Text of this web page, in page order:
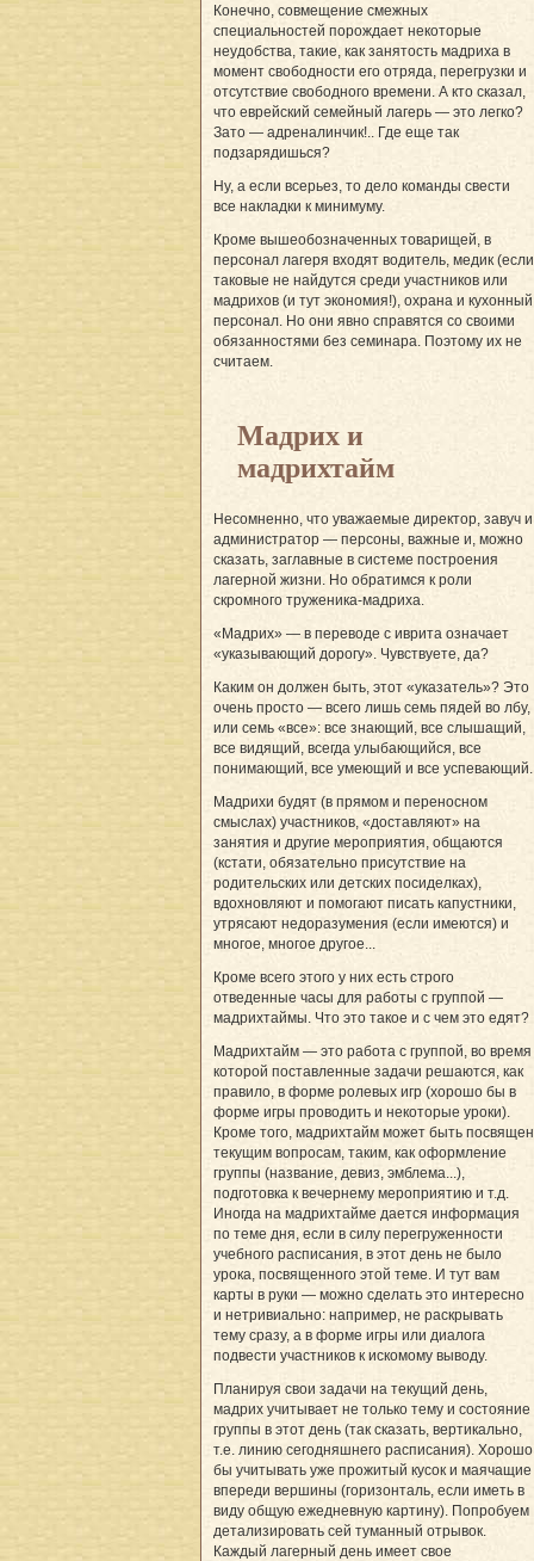
Конечно, совмещение смежных
специальностей порождает некоторые
неудобства, такие, как занятость мадриха в
момент свободности его отряда, перегрузки и
отсутствие свободного времени. А кто сказал,
что еврейский семейный лагерь — это легко?
Зато — адреналинчик!.. Где еще так
подзарядишься?
Ну, а если всерьез, то дело команды свести
все накладки к минимуму.
Кроме вышеобозначенных товарищей, в
персонал лагеря входят водитель, медик (если
таковые не найдутся среди участников или
мадрихов (и тут экономия!), охрана и кухонный
персонал. Но они явно справятся со своими
обязанностями без семинара. Поэтому их не
считаем.
Мадрих и
мадрихтайм
Несомненно, что уважаемые директор, завуч и
администратор — персоны, важные и, можно
сказать, заглавные в системе построения
лагерной жизни. Но обратимся к роли
скромного труженика-мадриха.
«Мадрих» — в переводе с иврита означает
«указывающий дорогу». Чувствуете, да?
Каким он должен быть, этот «указатель»? Это
очень просто — всего лишь семь пядей во лбу,
или семь «все»: все знающий, все слышащий,
все видящий, всегда улыбающийся, все
понимающий, все умеющий и все успевающий.
Мадрихи будят (в прямом и переносном
смыслах) участников, «доставляют» на
занятия и другие мероприятия, общаются
(кстати, обязательно присутствие на
родительских или детских посиделках),
вдохновляют и помогают писать капустники,
утрясают недоразумения (если имеются) и
многое, многое другое...
Кроме всего этого у них есть строго
отведенные часы для работы с группой —
мадрихтаймы. Что это такое и с чем это едят?
Мадрихтайм — это работа с группой, во время
которой поставленные задачи решаются, как
правило, в форме ролевых игр (хорошо бы в
форме игры проводить и некоторые уроки).
Кроме того, мадрихтайм может быть посвящен
текущим вопросам, таким, как оформление
группы (название, девиз, эмблема...),
подготовка к вечернему мероприятию и т.д.
Иногда на мадрихтайме дается информация
по теме дня, если в силу перегруженности
учебного расписания, в этот день не было
урока, посвященного этой теме. И тут вам
карты в руки — можно сделать это интересно
и нетривиально: например, не раскрывать
тему сразу, а в форме игры или диалога
подвести участников к искомому выводу.
Планируя свои задачи на текущий день,
мадрих учитывает не только тему и состояние
группы в этот день (так сказать, вертикально,
т.е. линию сегодняшнего расписания). Хорошо
бы учитывать уже прожитый кусок и маячащие
впереди вершины (горизонталь, если иметь в
виду общую ежедневную картину). Попробуем
детализировать сей туманный отрывок.
Каждый лагерный день имеет свое